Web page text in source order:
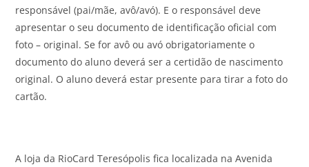
responsável (pai/mãe, avô/avó). E o responsável deve
apresentar o seu documento de identificação oficial com
foto – original. Se for avô ou avó obrigatoriamente o
documento do aluno deverá ser a certidão de nascimento
original. O aluno deverá estar presente para tirar a foto do
cartão.
A loja da RioCard Teresópolis fica localizada na Avenida